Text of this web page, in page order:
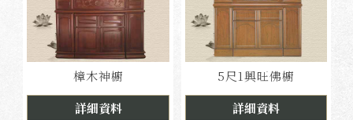
樟木神櫥
詳細資料
5尺1興旺佛櫥
詳細資料